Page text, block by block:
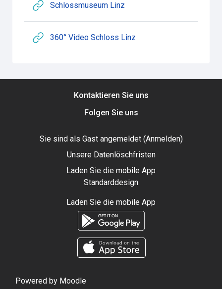
Schlossmuseum Linz
360° Video Schloss Linz
Kontaktieren Sie uns
Folgen Sie uns
Sie sind als Gast angemeldet (Anmelden)
Unsere Datenlöschfristen
Laden Sie die mobile App
Standarddesign
Laden Sie die mobile App
Powered by Moodle